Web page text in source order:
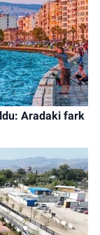
Aradaki fark